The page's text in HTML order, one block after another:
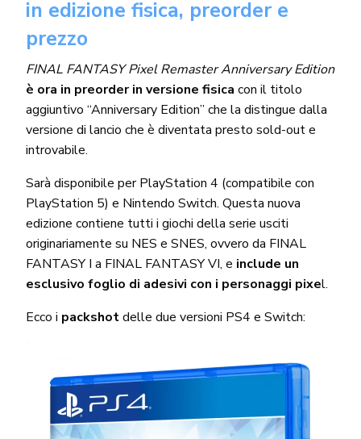
in edizione fisica, preorder e
prezzo
FINAL FANTASY Pixel Remaster Anniversary Edition
è ora in preorder in versione fisica con il titolo
aggiuntivo “Anniversary Edition” che la distingue dalla
versione di lancio che è diventata presto sold-out e
introvabile.
Sarà disponibile per PlayStation 4 (compatibile con
PlayStation 5) e Nintendo Switch. Questa nuova
edizione contiene tutti i giochi della serie usciti
originariamente su NES e SNES, ovvero da FINAL
FANTASY I a FINAL FANTASY VI, e include un
esclusivo foglio di adesivi con i personaggi pixel.
Ecco i packshotdelle due versioni PS4 e Switch: